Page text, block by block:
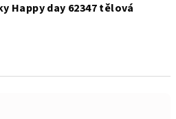
Happy day 62347 tělová